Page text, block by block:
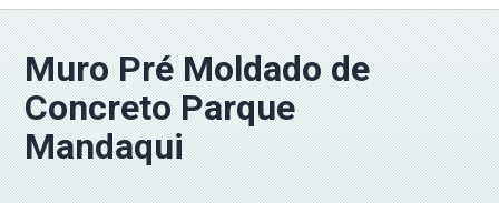
Muro Pré Moldado de
Concreto Parque
Mandaqui